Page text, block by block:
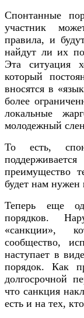
Спонтанные
участник
правила, и
найдут ли их
Эта ситуация
который
вносятся в
более
локальные
молодежный
То есть,
преимущество
будет нам нужен
Теперь еще
порядков.
«санкции»,
сообщество,
наступает в
порядок. Как
долгосрочной
что санкция
есть и на тех,